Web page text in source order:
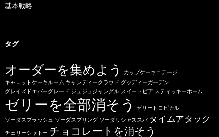
基本戦略
タグ
オーダーを集めよう
カップケーキコテージ
キャロットケーキルーム キャンディークラウド グッディーガーデン
グレイズドエバーグレード ジュジュジャングル スイートピア スティッキーホーム
ゼリーを全部消そう
ゼリートロピカル
ソーダスプラッシュ ソーダスプリング ソーダリシャススパ タイムアタック
チェリーシャトー チョコレートを消そう